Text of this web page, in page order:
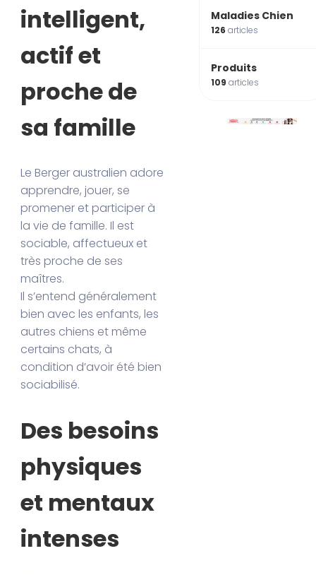
intelligent,
actif et
proche de
sa famille
Le Berger australien adore
apprendre, jouer, se
promener et participer à
la vie de famille. Il est
sociable, affectueux et
très proche de ses
maîtres.
Il s’entend généralement
bien avec les enfants, les
autres chiens et même
certains chats, à
condition d’avoir été bien
sociabilisé.
Des besoins
physiques
et mentaux
intenses
Maladies Chien
126articles
Produits
109articles